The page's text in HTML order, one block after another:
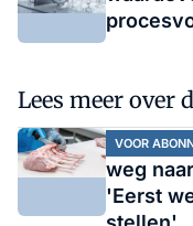
Lees meer over
VOOR
weg
'Eerst